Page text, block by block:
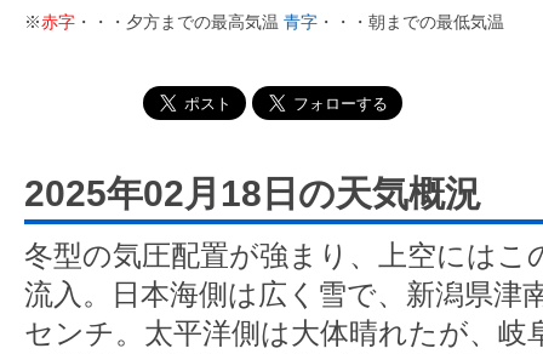
※赤字 ・・・夕方までの最高気温 青字 ・・・朝までの最低気温
2025年02月18日の天気概況
冬型の気圧配置が強まり、上空にはこ
流入。日本海側は広く雪で、新潟県津
センチ。太平洋側は大体晴れたが、岐